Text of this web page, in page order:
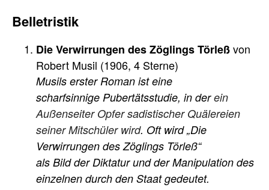
Belletristik
Die Verwirrungen des Zöglings Törleßvon
Robert Musil (1906, 4 Sterne)
Musils erster Roman ist eine
scharfsinnige Pubertätsstudie, in derein
Außenseiter Opfer sadistischer Quälereien
seiner Mitschüler wird. Oft wird „Die
Verwirrungen des Zöglings Törleß“
als Bild der Diktatur und der Manipulation des
einzelnen durch den Staat gedeutet.